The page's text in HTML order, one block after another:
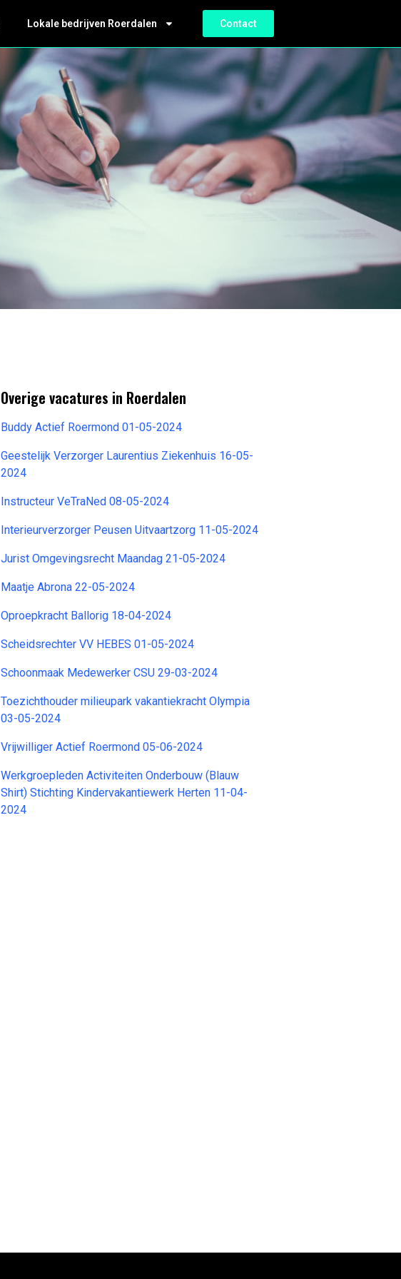
Lokale bedrijven Roerdalen Contact
Overige vacatures in Roerdalen
Buddy Actief Roermond 01-05-2024
Geestelijk Verzorger Laurentius Ziekenhuis 16-05-
2024
Instructeur VeTraNed 08-05-2024
Interieurverzorger Peusen Uitvaartzorg 11-05-2024
Jurist Omgevingsrecht Maandag 21-05-2024
Maatje Abrona 22-05-2024
Oproepkracht Ballorig 18-04-2024
Scheidsrechter VV HEBES 01-05-2024
Schoonmaak Medewerker CSU 29-03-2024
Toezichthouder milieupark vakantiekracht Olympia
03-05-2024
Vrijwilliger Actief Roermond 05-06-2024
Werkgroepleden Activiteiten Onderbouw (Blauw
Shirt) Stichting Kindervakantiewerk Herten 11-04-
2024